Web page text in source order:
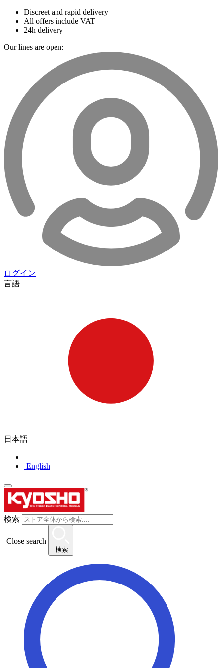
Discreet and rapid delivery
All offers include VAT
24h delivery
Our lines are open:
ログイン
言語
日本語
English
検索
Close search
検索